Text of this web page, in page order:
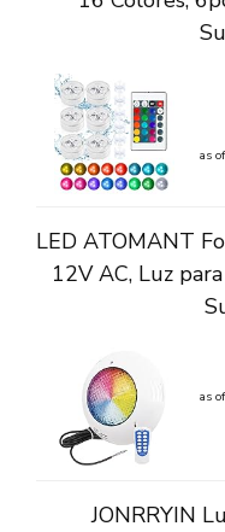
as
LED ATOMANT
12V AC, Luz
as
JONRRYIN